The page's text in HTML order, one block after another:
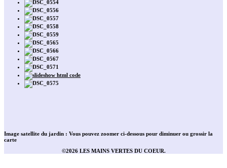
Image satellite du jardin : Vous pouvez zoomer ci-dessous pour diminuer ou grossir la
carte
Entrée
×
+
| ©Esri, i-cubed, USDA, USGS, AEX, GeoEye, Getmapping, Aerogrid, IGN,
IGP, UPR-EGP, and the GIS User Community
©2026 LES MAINS VERTES DU COEUR.